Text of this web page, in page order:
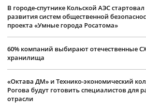
В городе-спутнике Кольской АЭС
развития систем общественной
проекта «Умные города Росатома»
60% компаний выбирают отечественные
хранилища
«Октава ДМ» и Технико-экономический
Рогова будут готовить специалистов для
отрасли